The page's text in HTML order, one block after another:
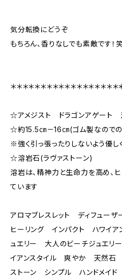
気分転換にどうぞ
もちろん、香りなしでも素敵です！
＊＊＊＊＊＊＊＊＊＊＊＊＊＊＊＊＊＊
☆アメジスト ドラゴンアゲート
☆約15.5㎝－16㎝(ゴム製なので
※強く引っ張ったりしないよう優し
☆溶岩石(ラヴァストーン)
溶岩は、精神力と生命力を高め、
ています
アロマブレスレット ディフュ
ヒーリング インパクト ハワイ
ュエリー 大人のビーチジュエ
イアンスタイル 爽やか 天然石
ストーン シンプル ハンドメイ